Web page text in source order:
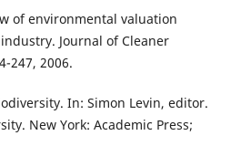
of environmental valuation
Journal of Cleaner
247, 2006.
In: Simon Levin, editor.
New York: Academic Press;